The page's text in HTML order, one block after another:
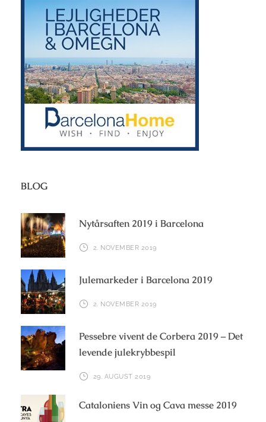
BLOG
Nytårsaften 2019 i Barcelona
2. NOVEMBER 2019
Julemarkeder i Barcelona 2019
2. NOVEMBER 2019
Pessebre vivent de Corbera 2019 – Det
levende julekrybbespil
29. AUGUST 2019
Cataloniens Vin og Cava messe 2019